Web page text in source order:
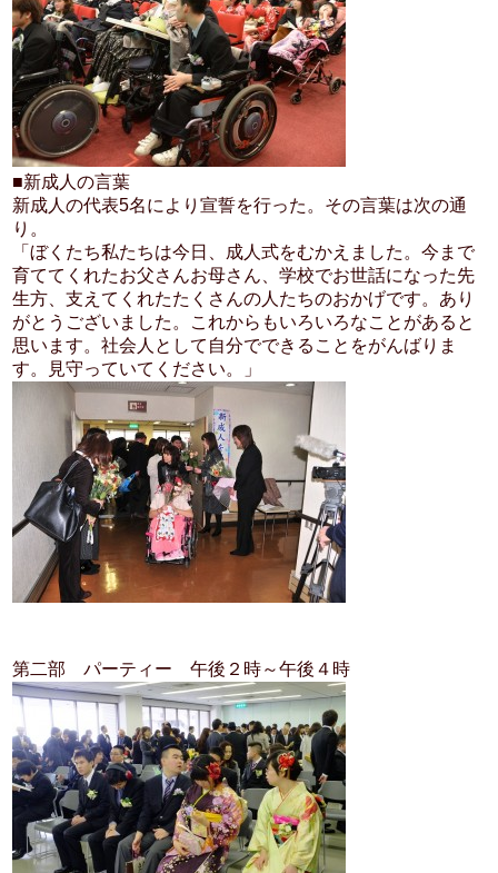
■新成人の言葉
新成人の代表5名により宣誓を行った。その言葉は次の通
り。
「ぼくたち私たちは今日、成人式をむかえました。今まで
育ててくれたお父さんお母さん、学校でお世話になった先
生方、支えてくれたたくさんの人たちのおかげです。あり
がとうございました。これからもいろいろなことがあると
思います。社会人として自分でできることをがんばりま
す。見守っていてください。」
第二部 パーティー 午後２時～午後４時